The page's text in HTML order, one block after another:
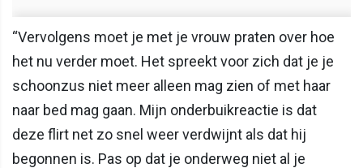
“Vervolgens moet je met je vrouw praten over hoe
het nu verder moet. Het spreekt voor zich dat je je
schoonzus niet meer alleen mag zien of met haar
naar bed mag gaan. Mijn onderbuikreactie is dat
deze flirt net zo snel weer verdwijnt als dat hij
begonnen is. Pas op dat je onderweg niet al je